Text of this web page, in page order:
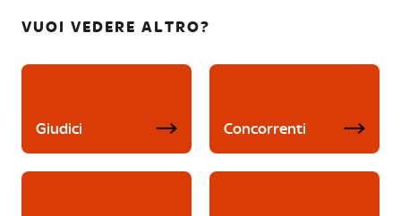
VUOI VEDERE ALTRO?
Giudici Concorrenti